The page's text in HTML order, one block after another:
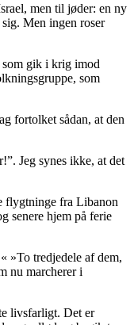
men til jøder: en ny
Men ingen roser
som gik i krig imod
som
fortolket sådan, at den
Jeg synes ikke, at det
flygtninge fra Libanon
senere hjem på ferie
»To tredjedele af dem,
nu marcherer i
livsfarligt. Det er